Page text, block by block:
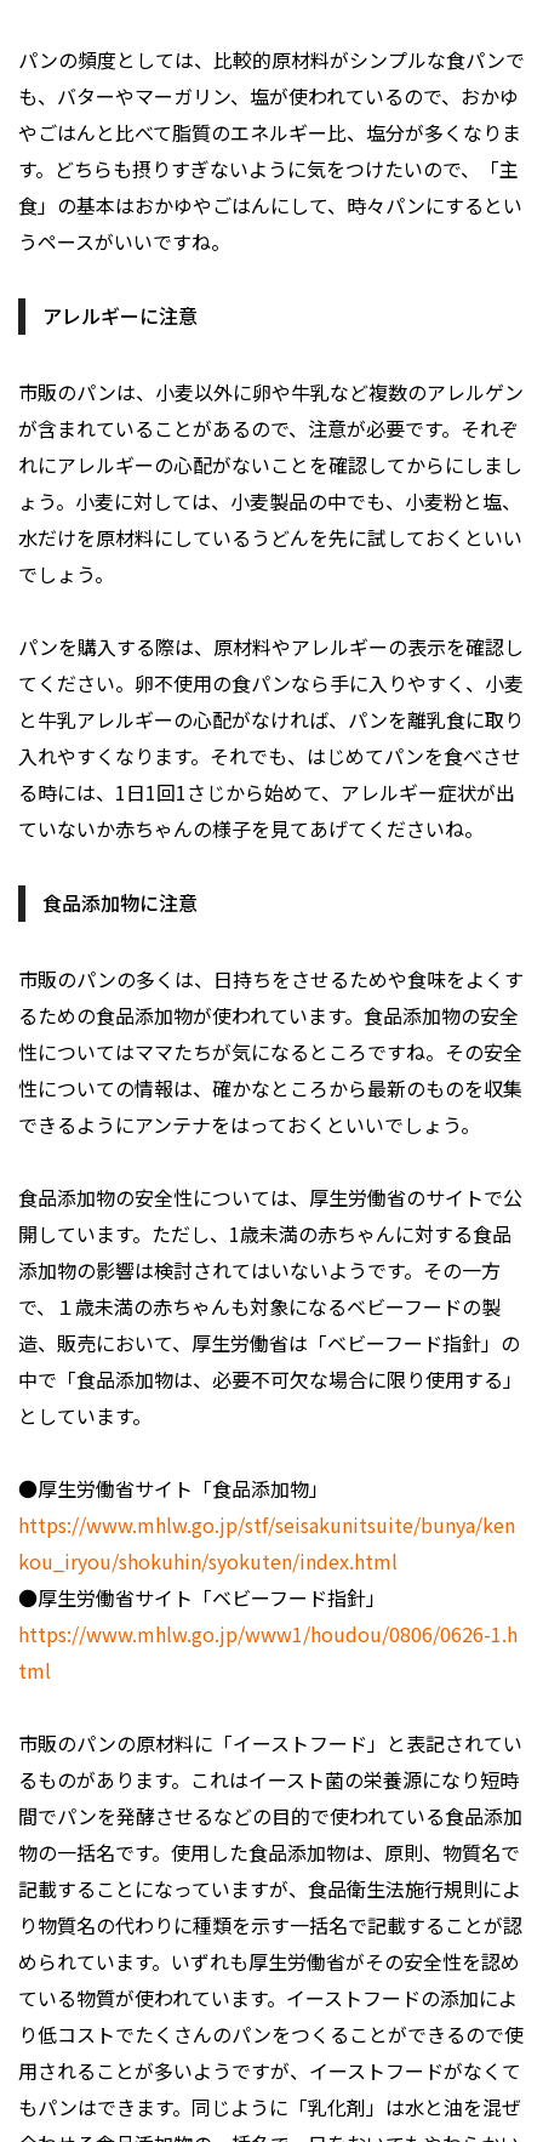
パンの頻度としては、比較的原材料がシンプルな食パンで
も、バターやマーガリン、塩が使われているので、おかゆ
やごはんと比べて脂質のエネルギー比、塩分が多くなりま
す。どちらも摂りすぎないように気をつけたいので、「主
食」の基本はおかゆやごはんにして、時々パンにするとい
うペースがいいですね。
アレルギーに注意
市販のパンは、小麦以外に卵や牛乳など複数のアレルゲン
が含まれていることがあるので、注意が必要です。それぞ
れにアレルギーの心配がないことを確認してからにしまし
ょう。小麦に対しては、小麦製品の中でも、小麦粉と塩、
水だけを原材料にしているうどんを先に試しておくといい
でしょう。
パンを購入する際は、原材料やアレルギーの表示を確認し
てください。卵不使用の食パンなら手に入りやすく、小麦
と牛乳アレルギーの心配がなければ、パンを離乳食に取り
入れやすくなります。それでも、はじめてパンを食べさせ
る時には、1日1回1さじから始めて、アレルギー症状が出
ていないか赤ちゃんの様子を見てあげてくださいね。
食品添加物に注意
市販のパンの多くは、日持ちをさせるためや食味をよくす
るための食品添加物が使われています。食品添加物の安全
性についてはママたちが気になるところですね。その安全
性についての情報は、確かなところから最新のものを収集
できるようにアンテナをはっておくといいでしょう。
食品添加物の安全性については、厚生労働省のサイトで公
開しています。ただし、1歳未満の赤ちゃんに対する食品
添加物の影響は検討されてはいないようです。その一方
で、１歳未満の赤ちゃんも対象になるベビーフードの製
造、販売において、厚生労働省は「ベビーフード指針」の
中で「食品添加物は、必要不可欠な場合に限り使用する」
としています。
●厚生労働省サイト「食品添加物」
https://www.mhlw.go.jp/stf/seisakunitsuite/bunya/ken
kou_iryou/shokuhin/syokuten/index.html
●厚生労働省サイト「ベビーフード指針」
https://www.mhlw.go.jp/www1/houdou/0806/0626-1.h
tml
市販のパンの原材料に「イーストフード」と表記されてい
るものがあります。これはイースト菌の栄養源になり短時
間でパンを発酵させるなどの目的で使われている食品添加
物の一括名です。使用した食品添加物は、原則、物質名で
記載することになっていますが、食品衛生法施行規則によ
り物質名の代わりに種類を示す一括名で記載することが認
められています。いずれも厚生労働省がその安全性を認め
ている物質が使われています。イーストフードの添加によ
り低コストでたくさんのパンをつくることができるので使
用されることが多いようですが、イーストフードがなくて
もパンはできます。同じように「乳化剤」は水と油を混ぜ